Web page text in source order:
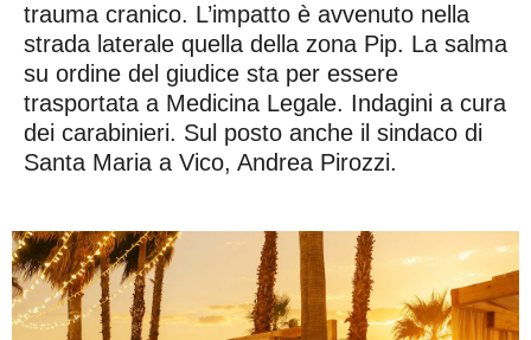
trauma cranico. L’impatto è avvenuto nella
strada laterale quella della zona Pip. La salma
su ordine del giudice sta per essere
trasportata a Medicina Legale. Indagini a cura
dei carabinieri. Sul posto anche il sindaco di
Santa Maria a Vico, Andrea Pirozzi.